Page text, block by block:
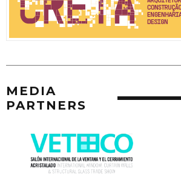
MEDIA
PARTNERS